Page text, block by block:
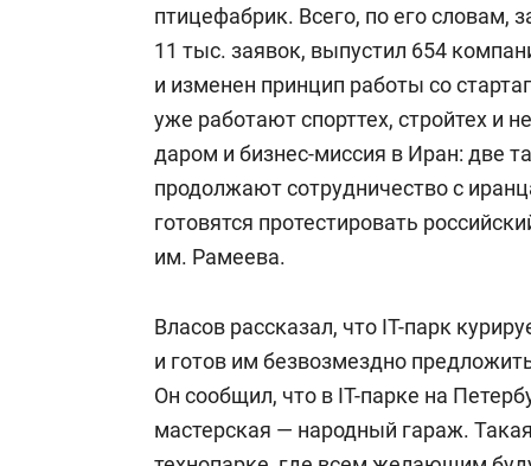
птицефабрик. Всего, по его словам,
11 тыс. заявок, выпустил 654
и изменен принцип работы со
уже работают спорттех, стройтех и
даром и бизнес-миссия в Иран: две
продолжают сотрудничество с
готовятся протестировать
им. Рамеева.
Власов рассказал, что IT-парк
и готов им безвозмездно
Он сообщил, что в IT-парке на
мастерская — народный гараж.